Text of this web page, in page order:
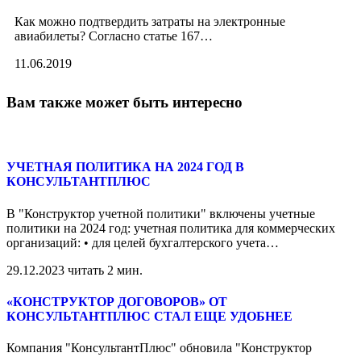
Как можно подтвердить затраты на электронные
авиабилеты? Согласно статье 167…
11.06.2019
Вам также может быть интересно
УЧЕТНАЯ ПОЛИТИКА НА 2024 ГОД В
КОНСУЛЬТАНТПЛЮС
В "Конструктор учетной политики" включены учетные
политики на 2024 год: учетная политика для коммерческих
организаций: • для целей бухгалтерского учета…
29.12.2023 читать 2 мин.
«КОНСТРУКТОР ДОГОВОРОВ» ОТ
КОНСУЛЬТАНТПЛЮС СТАЛ ЕЩЕ УДОБНЕЕ
Компания "КонсультантПлюс" обновила "Конструктор